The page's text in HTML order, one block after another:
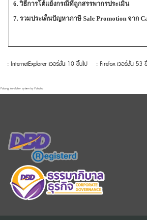
6. วิธีการโต้แย้งกรณีที่ถูกสรรพากรประเมิน
7. รวมประเด็นปัญหาภาษี Sale Promotion จาก
: InternetExplorer เวอร์ชั่น 10 ขึ้นไป : Firefox เวอร์ชั่น 53
FaLang translation system by Faboba